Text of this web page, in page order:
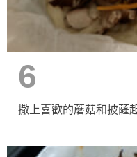
6
撒上喜歡的蘑菇和披薩